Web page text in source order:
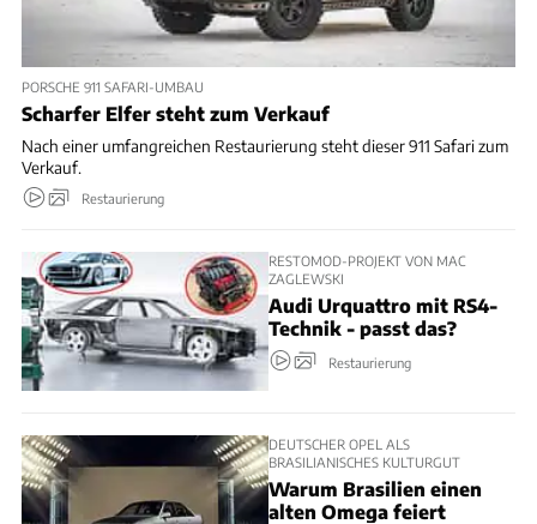
PORSCHE 911 SAFARI-UMBAU
Scharfer Elfer steht zum Verkauf
Nach einer umfangreichen Restaurierung steht dieser 911 Safari zum
Verkauf.
Restaurierung
RESTOMOD-PROJEKT VON MAC
ZAGLEWSKI
Audi Urquattro mit RS4-
Technik - passt das?
Restaurierung
DEUTSCHER OPEL ALS
BRASILIANISCHES KULTURGUT
Warum Brasilien einen
alten Omega feiert